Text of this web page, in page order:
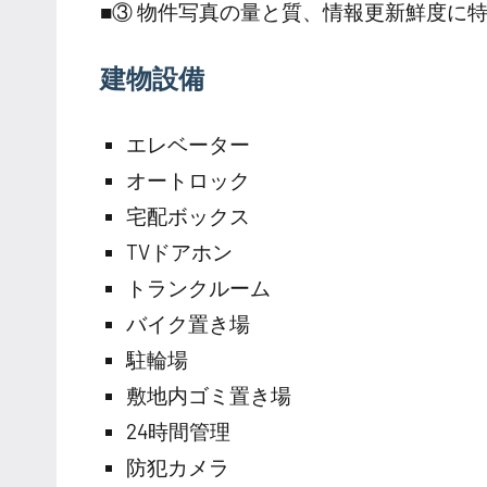
■③ 物件写真の量と質、情報更新鮮度に
建物設備
エレベーター
オートロック
宅配ボックス
TVドアホン
トランクルーム
バイク置き場
駐輪場
敷地内ゴミ置き場
24時間管理
防犯カメラ